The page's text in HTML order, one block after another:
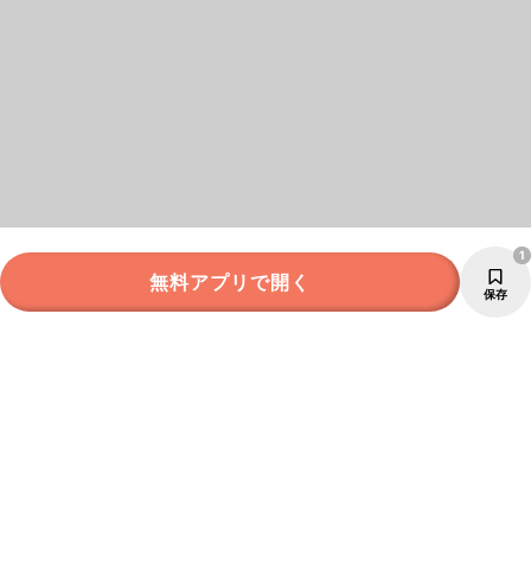
無料アプリで開く 保存
1